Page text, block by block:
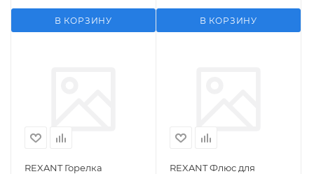
В КОРЗИНУ В КОРЗИНУ
REXANT Горелка
REXANT Флюс для